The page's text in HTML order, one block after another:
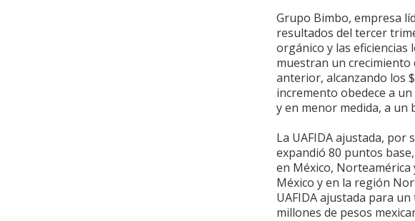
Grupo Bimbo, empresa
resultados del tercer
orgánico y las eficiencias
muestran un crecimiento
anterior, alcanzando los
incremento obedece a
y en menor medida, a un
La UAFIDA ajustada, por
expandió 80 puntos
en México, Norteamérica
México y en la región
UAFIDA ajustada para
millones de pesos